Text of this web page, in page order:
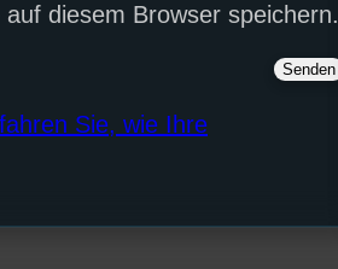
diesem Browser speichern.
Sie, wie Ihre